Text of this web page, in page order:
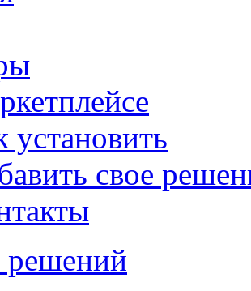
установить
свое
решений